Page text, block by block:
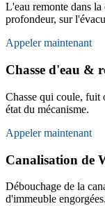
L'eau remonte dans
profondeur, sur
Appeler maintenant
Chasse d'eau &
Chasse qui coule, fuit
état du mécanisme.
Appeler maintenant
Canalisation de
Débouchage de la
d'immeuble engorgées.